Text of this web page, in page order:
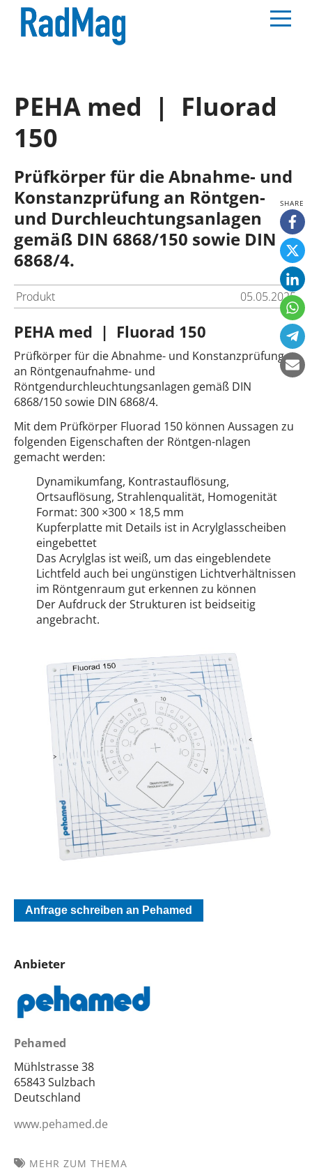
PEHA med | Fluorad
150
Prüfkörper für die Abnahme- und
Konstanzprüfung an Röntgen-
und Durchleuchtungsanlagen
gemäß DIN 6868/150 sowie DIN
6868/4.
Produkt 05.05.2025
PEHA med | Fluorad 150
Prüfkörper für die Abnahme- und Konstanzprüfung
an Röntgenaufnahme- und
Röntgendurchleuchtungsanlagen gemäß DIN
6868/150 sowie DIN 6868/4.
Mit dem Prüfkörper Fluorad 150 können Aussagen zu
folgenden Eigenschaften der Röntgen-nlagen
gemacht werden:
Dynamikumfang, Kontrastauflösung,
Ortsauflösung, Strahlenqualität, Homogenität
Format: 300 ×300 × 18,5 mm
Kupferplatte mit Details ist in Acrylglasscheiben
eingebettet
Das Acrylglas ist weiß, um das eingeblendete
Lichtfeld auch bei ungünstigen Lichtverhältnissen
im Röntgenraum gut erkennen zu können
Der Aufdruck der Strukturen ist beidseitig
angebracht.
Anfrage schreiben an Pehamed
Anbieter
Pehamed
Mühlstrasse 38
65843 Sulzbach
Deutschland
www.pehamed.de
MEHR ZUM THEMA